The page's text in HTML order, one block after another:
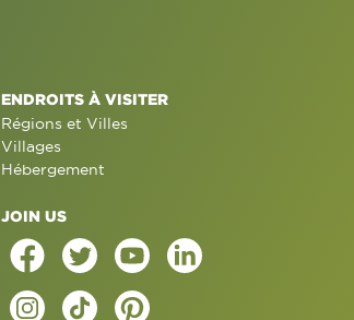
ENDROITS À VISITER
Régions et Villes
Villages
Hébergement
JOIN US